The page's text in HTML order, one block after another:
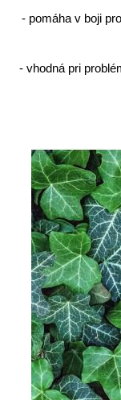
- pomáha v boji
- vhodná pri